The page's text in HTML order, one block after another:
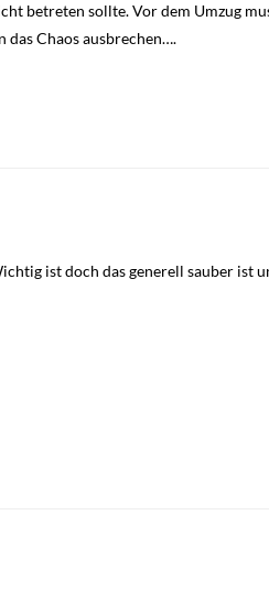
betreten sollte. Vor dem Umzug
Chaos ausbrechen….
ist doch das generell sauber ist